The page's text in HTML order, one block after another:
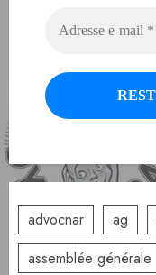
advocnar ag
assemblée générale